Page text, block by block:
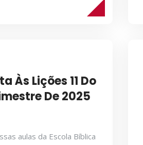
Às Lições 11 Do
De 2025
aulas da Escola Bíblica